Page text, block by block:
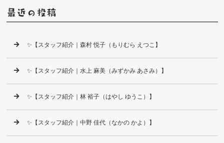
最近の投稿
✨【スタッフ紹介｜森村 悦子（もりむら えつこ】
✨【スタッフ紹介｜水上 麻美（みずかみ あさみ）】
✨【スタッフ紹介｜林 裕子（はやし ゆうこ）】
✨【スタッフ紹介｜中野 佳代（なかの かよ）】